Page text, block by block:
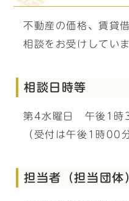
不動産の価格、賃貸
相談をお受けしていま
相談日時等
第4水曜日 午後1時
（受付は午後1時00
担当者（担当団体